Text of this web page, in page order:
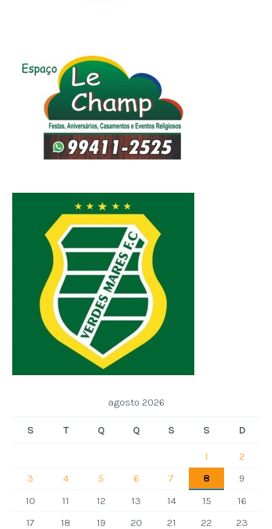
agosto 2026
S T Q Q S S D
1
2
3
4 5 6 7 8
9
10
11 12 13 14 15
16
17
18 19 20 21 22 23